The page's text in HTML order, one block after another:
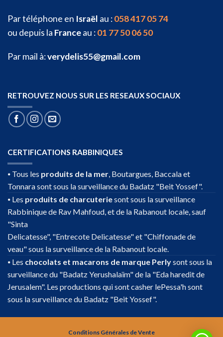
Par téléphone en Israël au :058 417 05 74
ou depuis la Franceau :01 77 50 06 50
Par mail à:verydelis55@gmail.com
RETROUVEZ NOUS SUR LES RESEAUX SOCIAUX
CERTIFICATIONS RABBINIQUES
⦁ Tous les produits de la mer, Boutargues, Baccala et
Tonnara sont sous la surveillance du Badatz "Beit Yossef".
⦁ Les produits de charcuteriesont sous la surveillance
Rabbinique de Rav Mahfoud, et de la Rabanout locale, sauf
"Sinta
Delicatesse", "Entrecote Delicatesse" et "Chiffonade de
veau" sous la surveillance de la Rabanout locale.
⦁ Les chocolats et macarons de marque Perlysont sous la
surveillance du "Badatz Yerushalaïm" de la "Eda haredit de
Jerusalem". Les productions qui sont casher lePessa'h sont
sous la surveillance du Badatz "Beit Yossef".
Conditions Générales de Vente